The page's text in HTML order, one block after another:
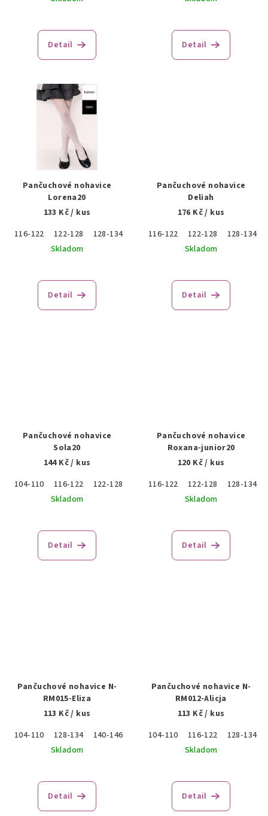
Detail Detail
Pančuchové nohavice
Lorena20
133 Kč/ kus
116-122
122-128 128-134 134-140 140-146
146-152
Skladom
Detail
Pančuchové nohavice
Deliah
176 Kč/ kus
116-122
122-128 128-134
Skladom
Detail
Pančuchové nohavice
Sola20
144 Kč/ kus
104-110
116-122
122-128
Skladom
Detail
Pančuchové nohavice
Roxana-junior20
120 Kč/ kus
116-122
122-128 128-134
Skladom
Detail
Pančuchové nohavice N-
RM015-Eliza
113 Kč/ kus
104-110
128-134 140-146
152-158
Skladom
Detail
Pančuchové nohavice N-
RM012-Alicja
113 Kč/ kus
104-110
116-122 128-134
Skladom
Detail